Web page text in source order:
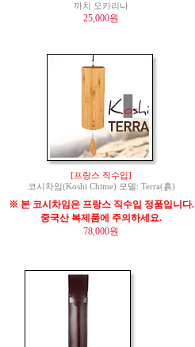
까치 오카리나
25,000원
[프랑스 직수입]
코시차임(Koshi Chime) 모델: Terra(흙)
※ 본 코시차임은 프랑스 직수입 정품입니다.
중국산 복제품에 주의하세요.
78,000원